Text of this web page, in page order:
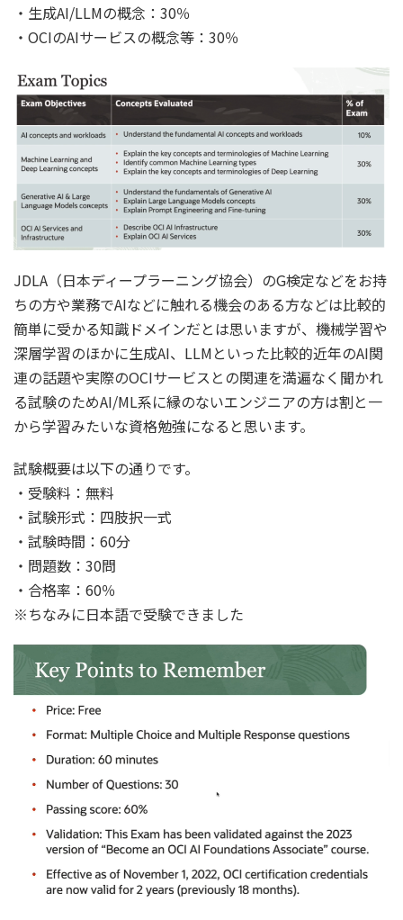
・生成AI/LLMの概念：30％
・OCIのAIサービスの概念等：30％
JDLA（日本ディープラーニング協会）のG検定などをお持
ちの方や業務でAIなどに触れる機会のある方などは比較的
簡単に受かる知識ドメインだとは思いますが、機械学習や
深層学習のほかに生成AI、LLMといった比較的近年のAI関
連の話題や実際のOCIサービスとの関連を満遍なく聞かれ
る試験のためAI/ML系に縁のないエンジニアの方は割と一
から学習みたいな資格勉強になると思います。
試験概要は以下の通りです。
・受験料：無料
・試験形式：四肢択一式
・試験時間：60分
・問題数：30問
・合格率：60％
※ちなみに日本語で受験できました